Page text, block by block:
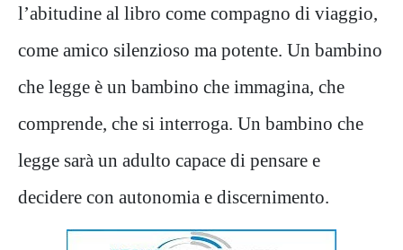
l’abitudine al libro come compagno di viaggio,
come amico silenzioso ma potente. Un bambino
che legge è un bambino che immagina, che
comprende, che si interroga. Un bambino che
legge sarà un adulto capace di pensare e
decidere con autonomia e discernimento.